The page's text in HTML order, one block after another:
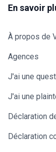
En savoir
À propos de
Agences
J'ai une
J'ai une
Déclaration
Déclaration